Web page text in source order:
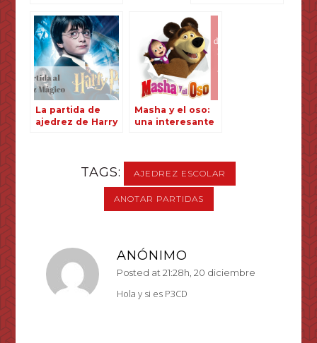
Infantil
La partida de
ajedrez de Harry
Masha y el oso:
una interesante
TAGS: AJEDREZ ESCOLAR
ANOTAR PARTIDAS
ANÓNIMO
Posted at 21:28h, 20 diciembre
Hola y si es P3CD